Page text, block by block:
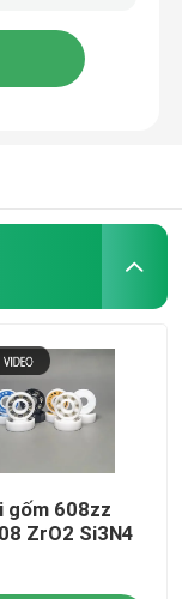
gốm 608zz
ZrO2 Si3N4